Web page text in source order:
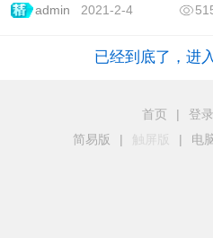
admin 2021-2-4
已经到底了，进
首页 | 登录
简易版
| 触屏版 | 电